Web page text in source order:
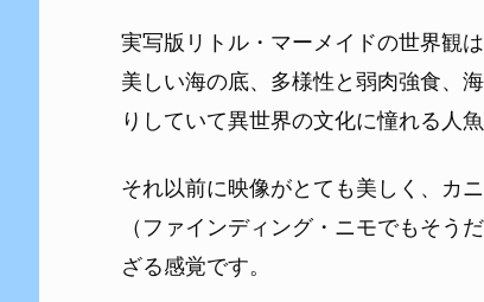
実写版リトル・マーメイドの世界観
美しい海の底、多様性と弱肉強食、
りしていて異世界の文化に憧れる人
それ以前に映像がとても美しく、カ
（ファインディング・ニモでもそう
ざる感覚です。